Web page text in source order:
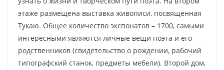
этаже размещена выставка живописи, посвященная
Тукаю. Общее количество экспонатов – 1700, самыми
интересными являются личные вещи поэта и его
родственников (свидетельство о рождении, рабочий
типографский станок, предметы мебели). Второй дом,